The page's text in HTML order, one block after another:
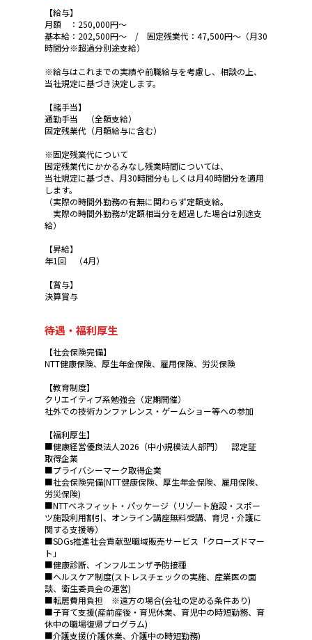
【給与】
月額 ：250,000円～
基本給：202,500円～ / 固定残業代：47,500円～（月30
時間分※超過分別途支給）
※給与はこれまでの実績や前職給与を考慮し、相談の上、
当社規定に基づき決定します。
【諸手当】
通勤手当 （全額支給）
固定残業代（月額給与に含む）
※固定残業代について
固定残業代にかかるみなし残業時間については、
当社規定に基づき、月30時間分もしくは月40時間分を適用
します。
（実際の時間外勤務の有無に関わらず定額支給。
実際の時間外勤務が定額相当分を超過した場合は別途支
給）
【昇給】
年1回 （4月）
【賞与】
決算賞与
待遇・福利厚生
【社会保険完備】
NTT健康保険、厚生年金保険、雇用保険、労災保険
【教育制度】
クリエイティブ系勉強会（定期開催）
社外での技術カンファレンス・ゲームショー等への参加
【福利厚生】
■健康経営優良法人2026（中小規模法人部門） 認定証
取得企業
■プライバシーマーク取得企業
■社会保険完備(NTT健康保険、厚生年金保険、雇用保険、
労災保険)
■NTTベネフィット・パッケージ（リゾート施設・スポー
ツ施設利用割引、オンライン講座無料受講、育児・介護に
関する支援等）
■SDGs推進社会貢献型職域販売サービス「クローズドマー
ト」
■健康診断、インフルエンザ予防接種
■ヘルスケア制度(ストレスチェックの実施、産業医の面
談、衛生委員会の運営)
■転居費用負担 ※遠方の場合(会社の定める条件あり)
■子育て支援(産前産後・育児休業、育児中の時短勤務、育
休中の職場復帰プログラム)
■介護支援(介護休業、介護中の時短勤務)